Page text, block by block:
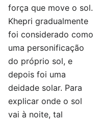
força que move o sol.
Khepri gradualmente
foi considerado como
uma personificação
do próprio sol, e
depois foi uma
deidade solar. Para
explicar onde o sol
vai à noite, tal